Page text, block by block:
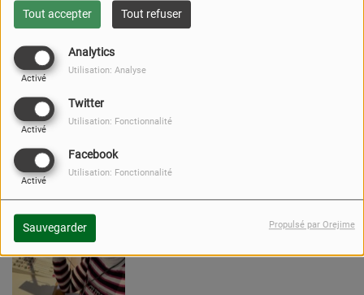
Tout accepter Tout refuser
Analytics
Activé
Utilisation: Analyse
Twitter
Activé
Utilisation: Fonctionnalité
Facebook
Activé
Utilisation: Fonctionnalité
Sauvegarder Propulsé par Orejime
ON SÈME FORT
SABRINA